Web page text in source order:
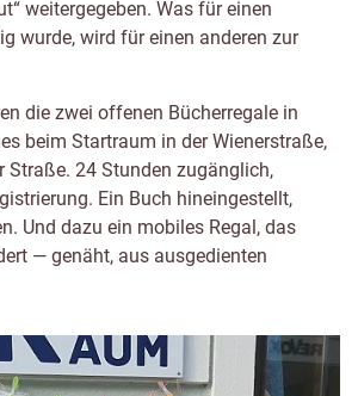
weitergegeben. Was für einen
wurde, wird für einen anderen zur
die zwei offenen Bücherregale in
beim Startraum in der Wienerstraße,
Straße. 24 Stunden zugänglich,
Ein Buch hineingestellt,
Und dazu ein mobiles Regal, das
— genäht, aus ausgedienten